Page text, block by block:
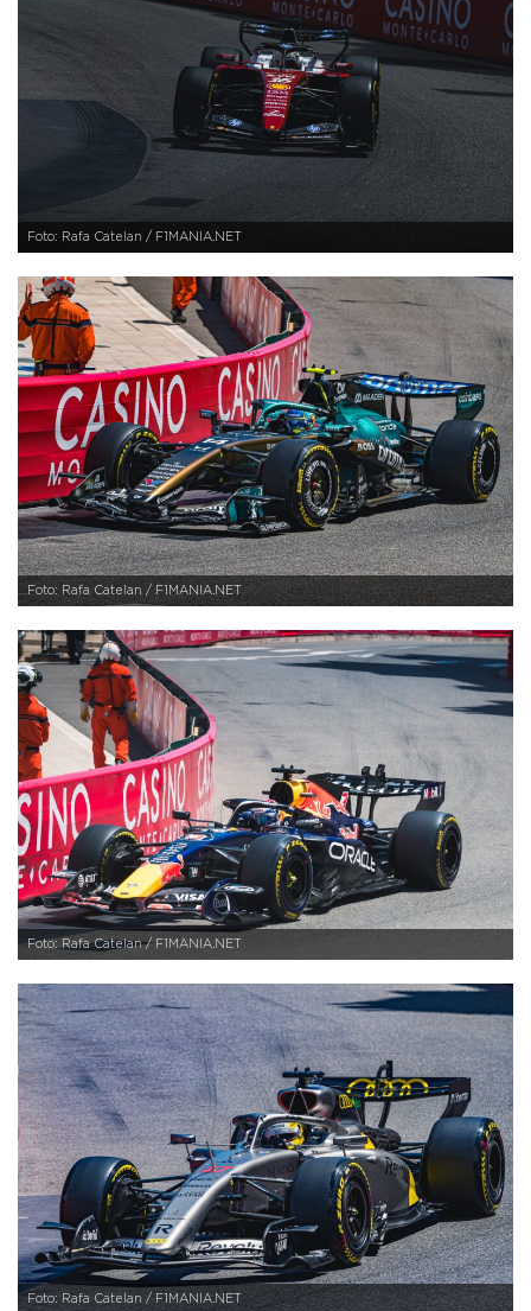
Foto: Rafa Catelan / F1MANIA.NET
Foto: Rafa Catelan / F1MANIA.NET
Foto: Rafa Catelan / F1MANIA.NET
Foto: Rafa Catelan / F1MANIA.NET